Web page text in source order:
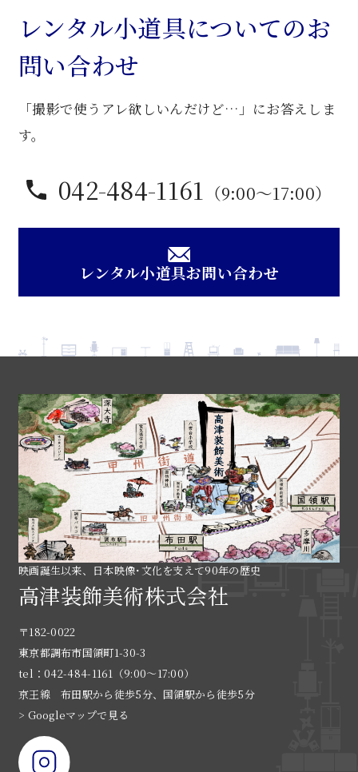
絵
入
飾
個
レンタル小道具についてのお
問い合わせ
「撮影で使うアレ欲しいんだけど…」にお答えしま
す。
042-484-1161 （9:00〜17:00）
レンタル小道具お問い合わせ
映画誕生以来、日本映像･文化を支えて90年の歴史
高津装飾美術株式会社
〒182-0022
東京都調布市国領町1-30-3
tel：042-484-1161（9:00〜17:00）
京王線 布田駅から徒歩5分、国領駅から徒歩5分
> Googleマップで見る